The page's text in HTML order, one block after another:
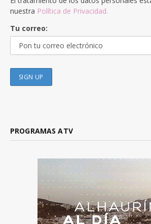
nuestra Política de Privacidad.
Tu correo:
PROGRAMAS ATV